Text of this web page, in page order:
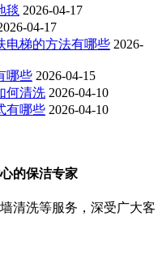
毯 2026-04-17
04-17
电梯的方法有哪些 2026-
哪些 2026-04-15
何清洗 2026-04-10
有哪些 2026-04-10
的保洁专家
清洗等服务，深受广大客